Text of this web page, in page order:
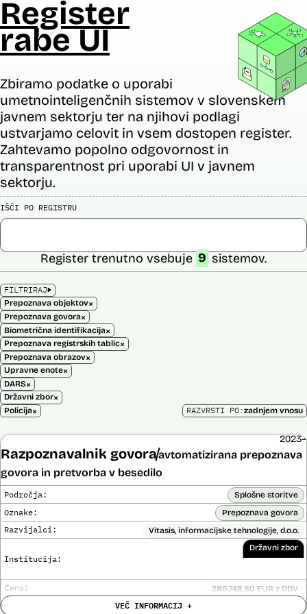
Register
rabe UI
Zbiramo podatke o uporabi
umetnointeligenčnih sistemov v slovenskem
javnem sektorju ter na njihovi podlagi
ustvarjamo celovit in vsem dostopen register.
Zahtevamo popolno odgovornost in
transparentnost pri uporabi UI v javnem
sektorju.
IŠČI PO REGISTRU
FILTRIRAJ
Prepoznava objektov×
Prepoznava govora×
Biometrična identifikacija×
Prepoznava registrskih tablic×
Prepoznava obrazov×
Upravne enote×
DARS×
Državni zbor×
Policija×
Register trenutno vsebuje 9 sistemov.
RAZVRSTI PO:zadnjem vnosu
Razpoznavalnik govoraavtomatizirana prepoznava
govora in pretvorba v besedilo
2023–
Področja: Splošne storitve
Oznake: Prepoznava govora
Razvijalci: Vitasis, informacijske tehnologije, d.o.o.
Institucija:
Državni zbor
Cena: 286.748,80 EUR z DDV
VEČ INFORMACIJ +